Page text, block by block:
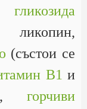
гликозида
(състои се
В1 и
горчиви